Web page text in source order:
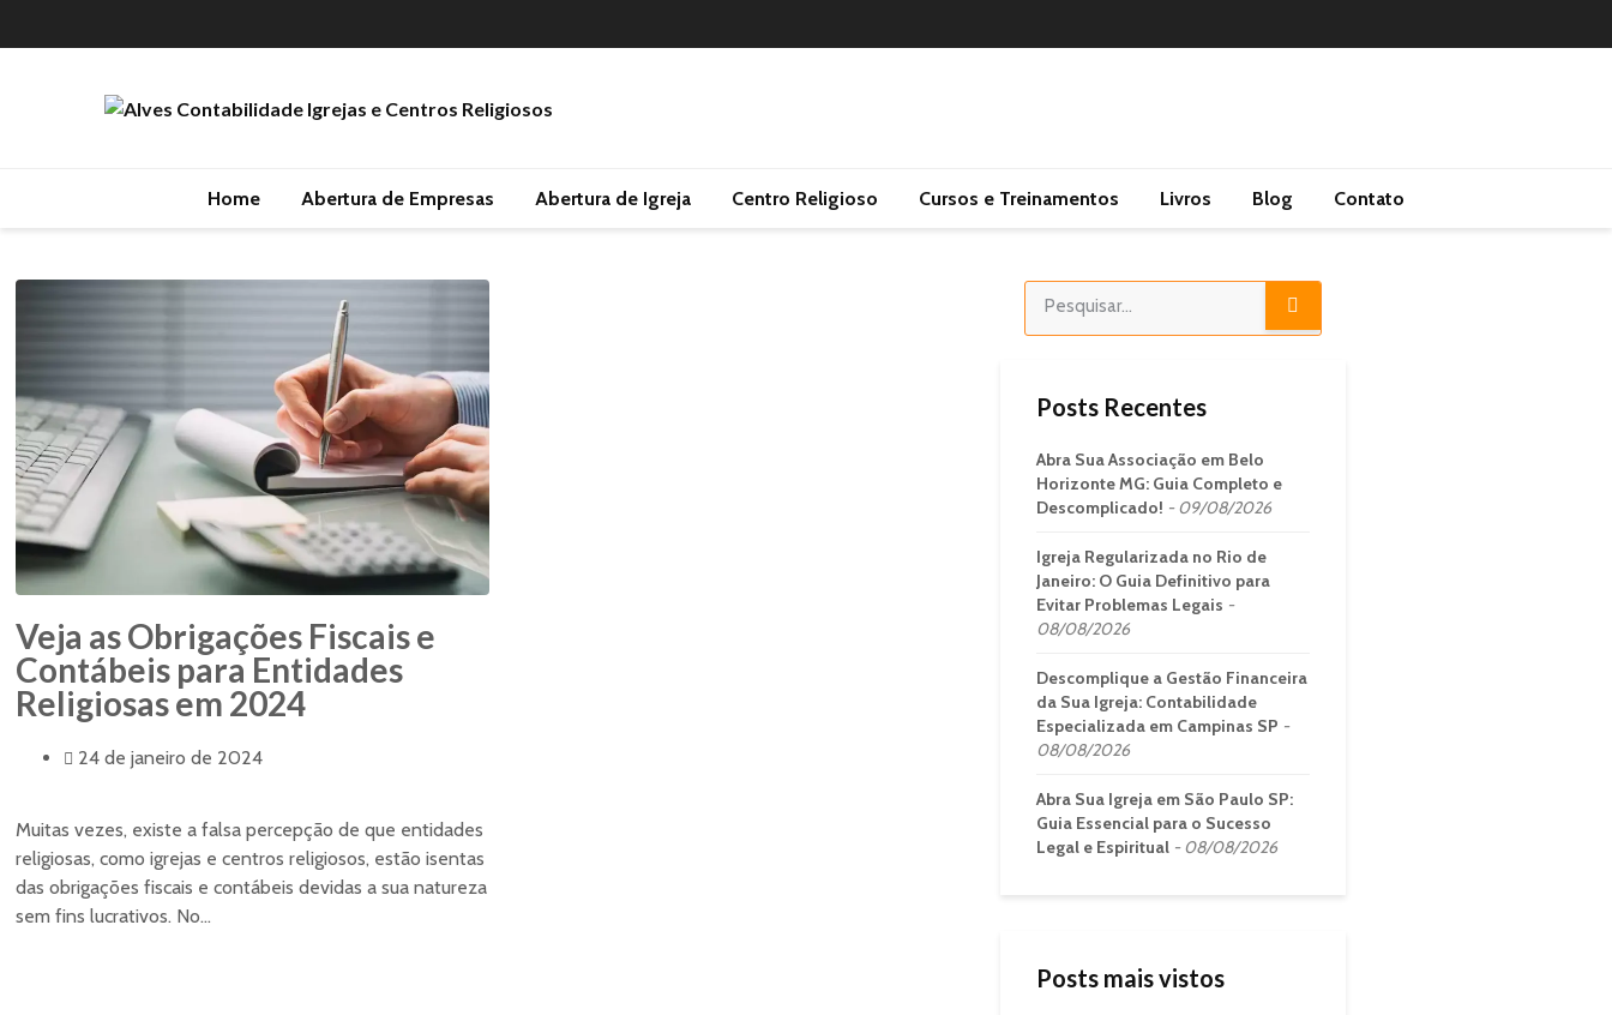
Home Abertura de Empresas Abertura de Igreja Centro Religioso Cursos e Treinamentos Livros Blog Contato
Veja as Obrigações Fiscais e
Contábeis para Entidades
Religiosas em 2024
24 de janeiro de 2024
Muitas vezes, existe a falsa percepção de que entidades
religiosas, como igrejas e centros religiosos, estão isentas
das obrigações fiscais e contábeis devidas a sua natureza
sem fins lucrativos. No...
Posts Recentes
Abra Sua Associação em Belo
Horizonte MG: Guia Completo e
Descomplicado!
09/08/2026
Igreja Regularizada no Rio de
Janeiro: O Guia Definitivo para
Evitar Problemas Legais
08/08/2026
Descomplique a Gestão Financeira
da Sua Igreja: Contabilidade
Especializada em Campinas SP
08/08/2026
Abra Sua Igreja em São Paulo SP:
Guia Essencial para o Sucesso
Legal e Espiritual
08/08/2026
Posts mais vistos